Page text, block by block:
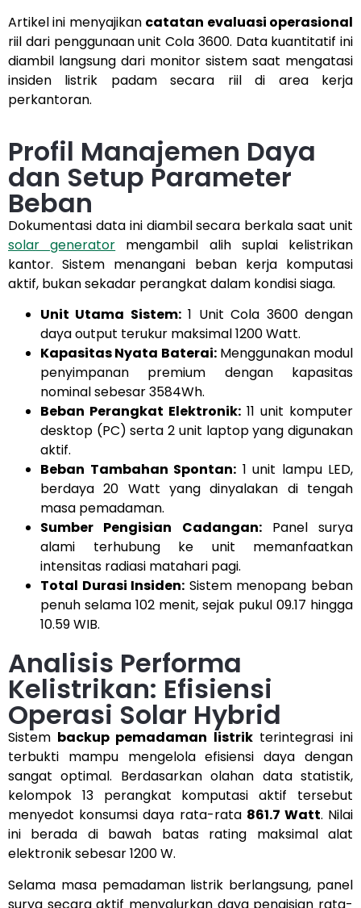
Artikel ini menyajikan catatan evaluasi operasional
riil dari penggunaan unit Cola 3600. Data kuantitatif ini
diambil langsung dari monitor sistem saat mengatasi
insiden listrik padam secara riil di area kerja
perkantoran.
Profil Manajemen Daya
dan Setup Parameter
Beban
Dokumentasi data ini diambil secara berkala saat unit
solar generator mengambil alih suplai kelistrikan
kantor. Sistem menangani beban kerja komputasi
aktif, bukan sekadar perangkat dalam kondisi siaga.
Unit Utama Sistem:1 Unit Cola 3600 dengan
daya output terukur maksimal 1200 Watt.
Kapasitas Nyata Baterai:Menggunakan modul
penyimpanan premium dengan kapasitas
nominal sebesar 3584Wh.
Beban Perangkat Elektronik: 11 unit komputer
desktop (PC) serta 2 unit laptop yang digunakan
aktif.
Beban Tambahan Spontan: 1 unit lampu LED,
berdaya 20 Watt yang dinyalakan di tengah
masa pemadaman.
Sumber Pengisian Cadangan:Panel surya
alami terhubung ke unit memanfaatkan
intensitas radiasi matahari pagi.
Total Durasi Insiden: Sistem menopang beban
penuh selama 102 menit, sejak pukul 09.17 hingga
10.59 WIB.
Analisis Performa
Kelistrikan: Efisiensi
Operasi Solar Hybrid
Sistem backup pemadaman listrikterintegrasi ini
terbukti mampu mengelola efisiensi daya dengan
sangat optimal. Berdasarkan olahan data statistik,
kelompok 13 perangkat komputasi aktif tersebut
menyedot konsumsi daya rata-rata 861.7 Watt. Nilai
ini berada di bawah batas rating maksimal alat
elektronik sebesar 1200 W.
Selama masa pemadaman listrik berlangsung, panel
surya secara aktif menyalurkan daya pengisian rata-